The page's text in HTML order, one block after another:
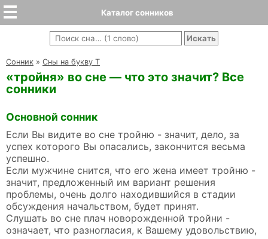
Каталог сонников
Cонник » Сны на букву Т
«тройня» во сне — что это значит? Все
сонники
Основной сонник
Если Вы видите во сне тройню - значит, дело, за
успех которого Вы опасались, закончится весьма
успешно.
Если мужчине снится, что его жена имеет тройню -
значит, предложенный им вариант решения
проблемы, очень долго находившийся в стадии
обсуждения начальством, будет принят.
Слушать во сне плач новорожденной тройни -
означает, что разногласия, к Вашему удовольствию,